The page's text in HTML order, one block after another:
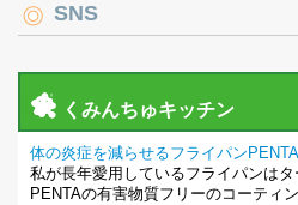
SNS
くみんちゅキッチン
体の炎症を減らせるフライパンPENTA
私が長年愛用しているフライパンはタ
PENTAの有害物質フリーのコーティ